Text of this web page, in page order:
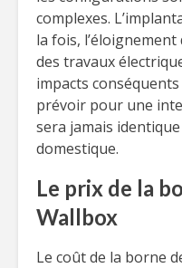
complexes.
la fois,
des travaux
impacts
prévoir pour une
sera jamais
domestique.
Le prix de la
Wallbox
Le coût de la borne